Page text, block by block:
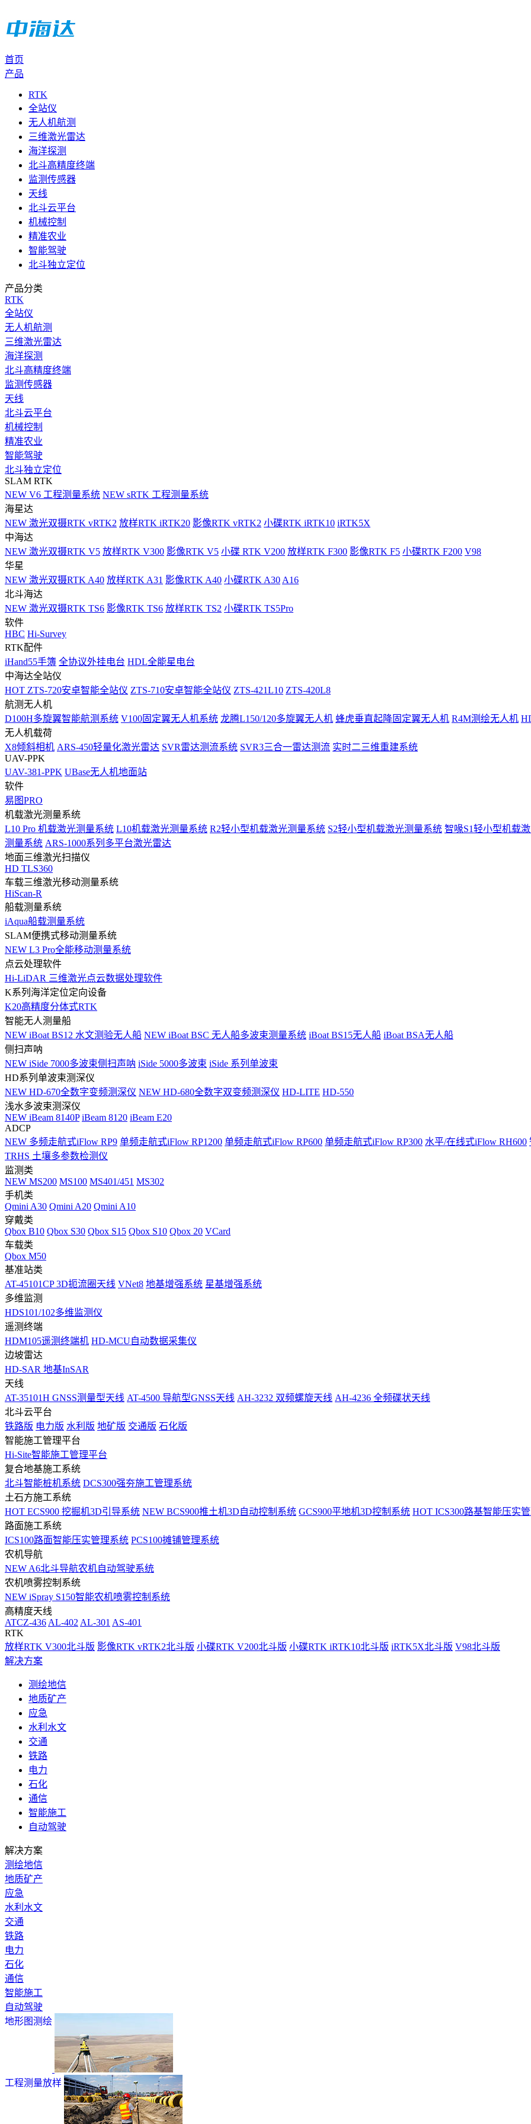
首页
产品
RTK
全站仪
无人机航测
三维激光雷达
海洋探测
北斗高精度终端
监测传感器
天线
北斗云平台
机械控制
精准农业
智能驾驶
北斗独立定位
产品分类
RTK
全站仪
无人机航测
三维激光雷达
海洋探测
北斗高精度终端
监测传感器
天线
北斗云平台
机械控制
精准农业
智能驾驶
北斗独立定位
SLAM RTK
NEW V6 工程测量系统 NEW sRTK 工程测量系统
海星达
NEW 激光双摄RTK vRTK2 放样RTK iRTK20 影像RTK vRTK2 小碟RTK iRTK10 iRTK5X
中海达
NEW 激光双摄RTK V5 放样RTK V300 影像RTK V5 小碟 RTK V200 放样RTK F300 影像RTK F5 小碟RTK F200 V98
华星
NEW 激光双摄RTK A40 放样RTK A31 影像RTK A40 小碟RTK A30 A16
北斗海达
NEW 激光双摄RTK TS6 影像RTK TS6 放样RTK TS2 小碟RTK TS5Pro
软件
HBC Hi-Survey
RTK配件
iHand55手簿 全协议外挂电台 HDL全能星电台
中海达全站仪
HOT ZTS-720安卓智能全站仪 ZTS-710安卓智能全站仪 ZTS-421L10 ZTS-420L8
航测无人机
D100H多旋翼智能航测系统 V100固定翼无人机系统 龙腾L150/120多旋翼无人机 蜂虎垂直起降固定翼无人机 R4M测绘无人机
无人机载荷
X8倾斜相机 ARS-450轻量化激光雷达 SVR雷达测流系统 SVR3三合一雷达测流 实时二三维重建系统
UAV-PPK
UAV-381-PPK UBase无人机地面站
软件
易图PRO
机载激光测量系统
L10 Pro 机载激光测量系统 L10机载激光测量系统 R2轻小型机载激光测量系统 S2轻小型机载激光测量系统 智喙S1轻小型机载
测量系统 ARS-1000系列多平台激光雷达
地面三维激光扫描仪
HD TLS360
车载三维激光移动测量系统
HiScan-R
船载测量系统
iAqua船载测量系统
SLAM便携式移动测量系统
NEW L3 Pro全能移动测量系统
点云处理软件
Hi-LiDAR 三维激光点云数据处理软件
K系列海洋定位定向设备
K20高精度分体式RTK
智能无人测量船
NEW iBoat BS12 水文测验无人船 NEW iBoat BSC 无人船多波束测量系统 iBoat BS15无人船 iBoat BSA无人船
侧扫声呐
NEW iSide 7000多波束侧扫声呐 iSide 5000多波束 iSide 系列单波束
HD系列单波束测深仪
NEW HD-670全数字变频测深仪 NEW HD-680全数字双变频测深仪 HD-LITE HD-550
浅水多波束测深仪
NEW iBeam 8140P iBeam 8120 iBeam E20
ADCP
NEW 多频走航式iFlow RP9 单频走航式iFlow RP1200 单频走航式iFlow RP600 单频走航式iFlow RP300 水平/在线式iFlow RH600
TRHS 土壤多参数检测仪
监测类
NEW MS200 MS100 MS401/451 MS302
手机类
Qmini A30 Qmini A20 Qmini A10
穿戴类
Qbox B10 Qbox S30 Qbox S15 Qbox S10 Qbox 20 VCard
车载类
Qbox M50
基准站类
AT-45101CP 3D扼流圈天线 VNet8 地基增强系统 星基增强系统
多维监测
HDS101/102多维监测仪
遥测终端
HDM105遥测终端机 HD-MCU自动数据采集仪
边坡雷达
HD-SAR 地基InSAR
天线
AT-35101H GNSS测量型天线 AT-4500 导航型GNSS天线 AH-3232 双频螺旋天线 AH-4236 全频碟状天线
北斗云平台
铁路版 电力版 水利版 地矿版 交通版 石化版
智能施工管理平台
Hi-Site智能施工管理平台
复合地基施工系统
北斗智能桩机系统 DCS300强夯施工管理系统
土石方施工系统
HOT ECS900 挖掘机3D引导系统 NEW BCS900推土机3D自动控制系统 GCS900平地机3D控制系统 HOT ICS300路基智能压实
路面施工系统
ICS100路面智能压实管理系统 PCS100摊铺管理系统
农机导航
NEW A6北斗导航农机自动驾驶系统
农机喷雾控制系统
NEW iSpray S150智能农机喷雾控制系统
高精度天线
ATCZ-436 AL-402 AL-301 AS-401
RTK
放样RTK V300北斗版 影像RTK vRTK2北斗版 小碟RTK V200北斗版 小碟RTK iRTK10北斗版 iRTK5X北斗版 V98北斗版
解决方案
测绘地信
地质矿产
应急
水利水文
交通
铁路
电力
石化
通信
智能施工
自动驾驶
解决方案
测绘地信
地质矿产
应急
水利水文
交通
铁路
电力
石化
通信
智能施工
自动驾驶
地形图测绘
工程测量放样